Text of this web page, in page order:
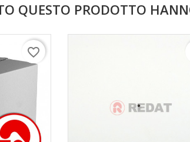
QUESTO PRODOTTO
favorite_border